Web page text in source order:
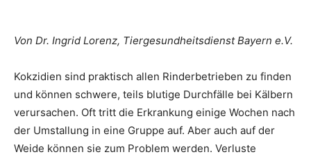
Von Dr. Ingrid Lorenz, Tiergesundheitsdienst Bayern e.V.
Kokzidien sind praktisch allen Rinderbetrieben zu finden
und können schwere, teils blutige Durchfälle bei Kälbern
verursachen. Oft tritt die Erkrankung einige Wochen nach
der Umstallung in eine Gruppe auf. Aber auch auf der
Weide können sie zum Problem werden. Verluste